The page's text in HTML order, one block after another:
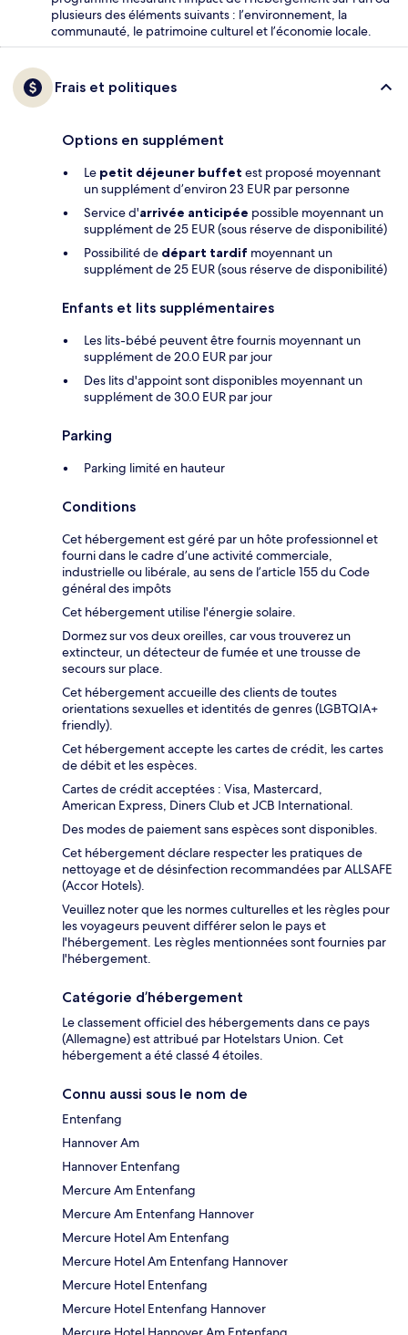
plusieurs des éléments suivants : l’environnement, la
communauté, le patrimoine culturel et l’économie locale.
Frais et politiques
Options en supplément
Le petit déjeuner buffet est proposé moyennant
un supplément d’environ 23 EUR par personne
Service d'arrivée anticipée possible moyennant un
supplément de 25 EUR (sous réserve de disponibilité)
Possibilité de départ tardif moyennant un
supplément de 25 EUR (sous réserve de disponibilité)
Enfants et lits supplémentaires
Les lits-bébé peuvent être fournis moyennant un
supplément de 20.0 EUR par jour
Des lits d'appoint sont disponibles moyennant un
supplément de 30.0 EUR par jour
Parking
Parking limité en hauteur
Conditions
Cet hébergement est géré par un hôte professionnel et
fourni dans le cadre d’une activité commerciale,
industrielle ou libérale, au sens de l’article 155 du Code
général des impôts
Cet hébergement utilise l'énergie solaire.
Dormez sur vos deux oreilles, car vous trouverez un
extincteur, un détecteur de fumée et une trousse de
secours sur place.
Cet hébergement accueille des clients de toutes
orientations sexuelles et identités de genres (LGBTQIA+
friendly).
Cet hébergement accepte les cartes de crédit, les cartes
de débit et les espèces.
Cartes de crédit acceptées : Visa, Mastercard,
American Express, Diners Club et JCB International.
Des modes de paiement sans espèces sont disponibles.
Cet hébergement déclare respecter les pratiques de
nettoyage et de désinfection recommandées par ALLSAFE
(Accor Hotels).
Veuillez noter que les normes culturelles et les règles pour
les voyageurs peuvent différer selon le pays et
l'hébergement. Les règles mentionnées sont fournies par
l'hébergement.
Catégorie d’hébergement
Le classement officiel des hébergements dans ce pays
(Allemagne) est attribué par Hotelstars Union. Cet
hébergement a été classé 4 étoiles.
Connu aussi sous le nom de
Entenfang
Hannover Am
Hannover Entenfang
Mercure Am Entenfang
Mercure Am Entenfang Hannover
Mercure Hotel Am Entenfang
Mercure Hotel Am Entenfang Hannover
Mercure Hotel Entenfang
Mercure Hotel Entenfang Hannover